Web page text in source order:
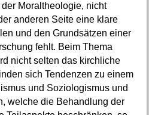
Moraltheologie, nicht
anderen Seite eine klare
und den Grundsätzen einer
fehlt. Beim Thema
nicht selten das kirchliche
sich Tendenzen zu einem
und Soziologismus und
welche die Behandlung der